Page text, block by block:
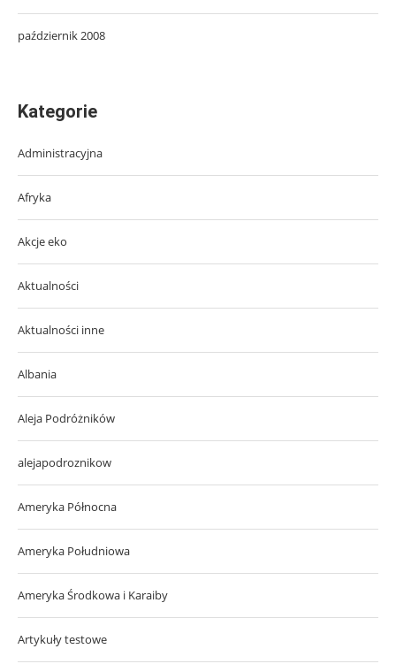
październik 2008
Kategorie
Administracyjna
Afryka
Akcje eko
Aktualności
Aktualności inne
Albania
Aleja Podróżników
alejapodroznikow
Ameryka Północna
Ameryka Południowa
Ameryka Środkowa i Karaiby
Artykuły testowe